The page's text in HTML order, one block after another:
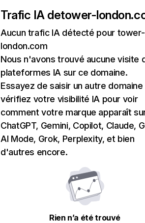
Trafic IA detower-
Aucun trafic IA détecté pour tower-
london.com
Nous n'avons trouvé aucune visite
plateformes IA sur ce domaine.
Essayez de saisir un autre domaine
vérifiez votre visibilité IA pour voir
comment votre marque apparaît
ChatGPT, Gemini, Copilot, Claude,
AI Mode, Grok, Perplexity, et bien
d'autres encore.
Rien n’a été trouvé